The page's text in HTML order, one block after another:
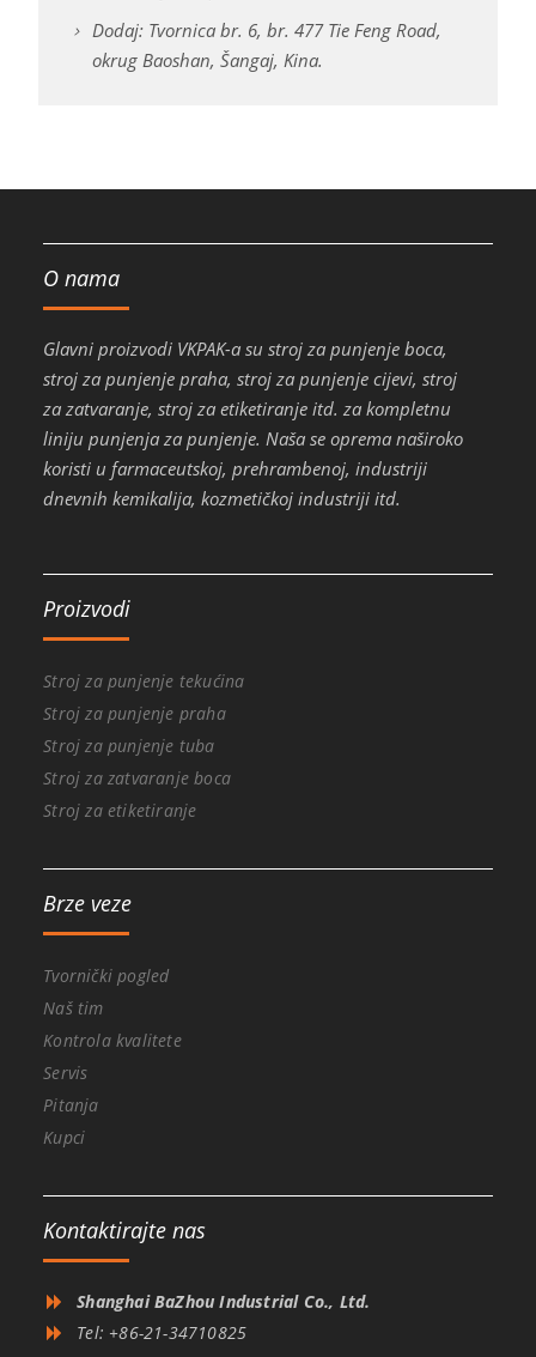
Dodaj: Tvornica br. 6, br. 477 Tie Feng Road,
okrug Baoshan, Šangaj, Kina.
O nama
Glavni proizvodi VKPAK-a su stroj za punjenje boca,
stroj za punjenje praha, stroj za punjenje cijevi, stroj
za zatvaranje, stroj za etiketiranje itd. za kompletnu
liniju punjenja za punjenje. Naša se oprema naširoko
koristi u farmaceutskoj, prehrambenoj, industriji
dnevnih kemikalija, kozmetičkoj industriji itd.
Proizvodi
Stroj za punjenje tekućina
Stroj za punjenje praha
Stroj za punjenje tuba
Stroj za zatvaranje boca
Stroj za etiketiranje
Brze veze
Tvornički pogled
Naš tim
Kontrola kvalitete
Servis
Pitanja
Kupci
Kontaktirajte nas
Shanghai BaZhou Industrial Co., Ltd.
Tel: +86-21-34710825